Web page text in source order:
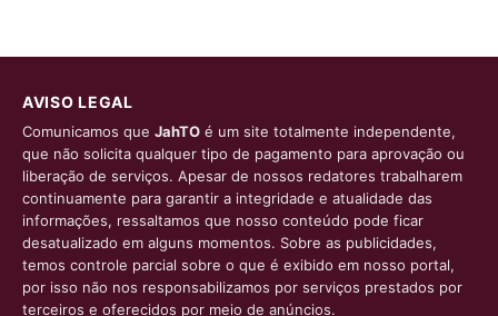
AVISO LEGAL
Comunicamos que JahTO é um site totalmente independente,
que não solicita qualquer tipo de pagamento para aprovação ou
liberação de serviços. Apesar de nossos redatores trabalharem
continuamente para garantir a integridade e atualidade das
informações, ressaltamos que nosso conteúdo pode ficar
desatualizado em alguns momentos. Sobre as publicidades,
temos controle parcial sobre o que é exibido em nosso portal,
por isso não nos responsabilizamos por serviços prestados por
terceiros e oferecidos por meio de anúncios.